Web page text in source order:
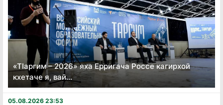
«Тӏаргим – 2026» яха Ерригача Россе кагирхой
кхетаче я, вай...
05.08.2026 23:53